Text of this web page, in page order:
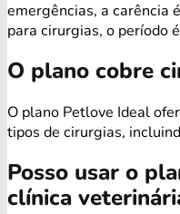
emergências, a carência
para cirurgias, o período
O plano cobre
O plano Petlove Ideal
tipos de cirurgias,
Posso usar o
clínica